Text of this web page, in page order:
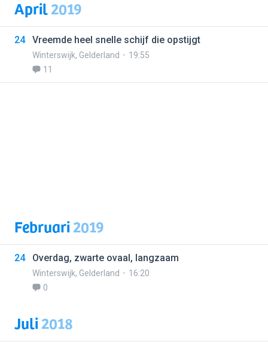
April2019
24 Vreemde heel snelle schijf die opstijgt
Winterswijk, Gelderland
19:55
11
Februari2019
24 Overdag, zwarte ovaal, langzaam
Winterswijk, Gelderland
16:20
0
Juli2018